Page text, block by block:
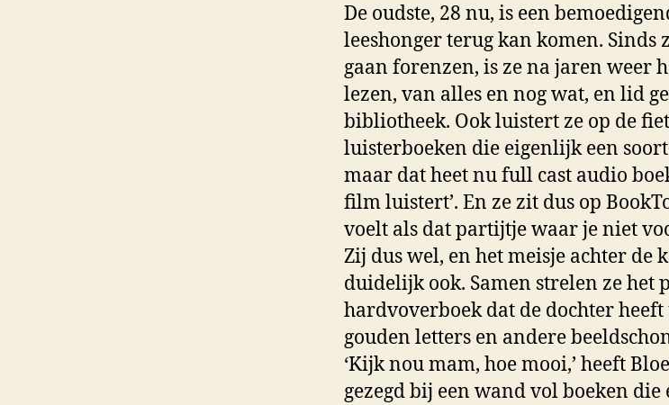
De oudste, 28 nu, is een
leeshonger terug kan komen. Sinds
gaan forenzen, is ze na jaren weer
lezen, van alles en nog wat, en lid
bibliotheek. Ook luistert ze op de
luisterboeken die eigenlijk een
maar dat heet nu full cast audio
film luistert’. En zezit dus op
voelt als dat partijtje waar je niet
Zij dus wel, en het meisje achter de
duidelijk ook. Samen strelen ze het
hardvoverboek dat de dochter
gouden letters en andere
‘Kijk nou mam, hoe mooi,’ heeft
gezegd bij een wand vol boeken